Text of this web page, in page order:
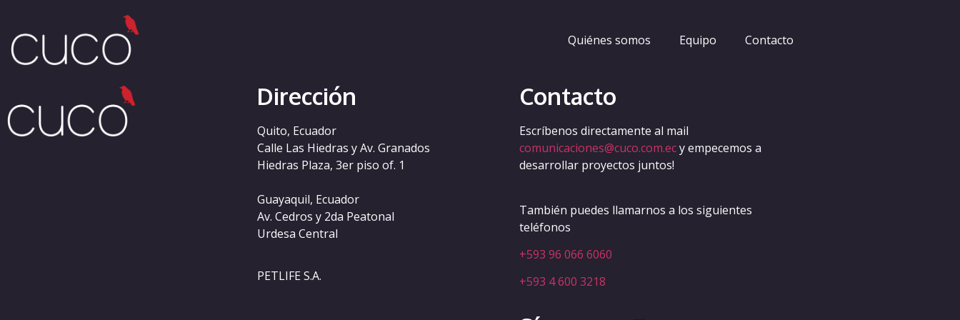
Quiénes somos Equipo Contacto
Categoría:
Dirección
Quito, Ecuador
Calle Las Hiedras y Av. Granados
Hiedras Plaza, 3er piso of. 1
Guayaquil, Ecuador
Av. Cedros y 2da Peatonal
Urdesa Central
PETLIFE S.A.
Contacto
Escríbenos directamente al mail
comunicaciones@cuco.com.ecy empecemos a
desarrollar proyectos juntos!
También puedes llamarnos a los siguientes
teléfonos
+593 96 066 6060
+593 4 600 3218